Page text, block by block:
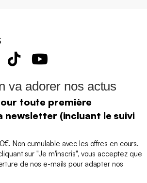
va adorer nos actus
toute première
newsletter (incluant le suivi
Non cumulable avec les offres en cours.
sur "Je m'inscris", vous acceptez que
de nos e-mails pour adapter nos